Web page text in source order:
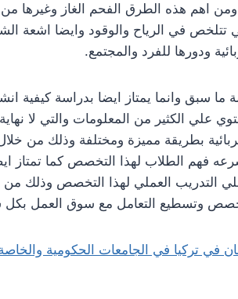
اهم هذه الطرق الفحم الغاز وغيرها
تتلخص في الرياح والوقود وايضا
ودورها للفرد والمجتمع.
سبق وانما يمتاز ايضا بدراسة كيفية
الكثير من المعلومات والتي لا نهاية
بطريقة مميزة ومختلفة وذلك من
فهم الطلاب لهذا التخصص كما تمتاز
التدريب العملي لهذا التخصص وذلك من
وتسطيع التعامل مع سوق العمل
في تركيا في الجامعات الحكومية